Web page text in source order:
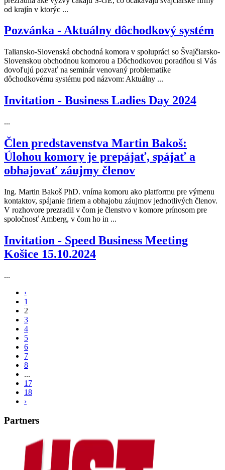
od krajín v ktorýc ...
Pozvánka - Aktuálny dôchodkový systém
Taliansko-Slovenská obchodná komora v spolupráci so Švajčiarsko-
Slovenskou obchodnou komorou a Dôchodkovou poradňou si Vás
dovoľujú pozvať na seminár venovaný problematike
dôchodkovému systému pod názvom: Aktuálny ...
Invitation - Business Ladies Day 2024
...
Člen predstavenstva Martin Bakoš:
Úlohou komory je prepájať, spájať a
obhajovať záujmy členov
Ing. Martin Bakoš PhD. vníma komoru ako platformu pre výmenu
kontaktov, spájanie firiem a obhajobu záujmov jednotlivých členov.
V rozhovore prezradil v čom je členstvo v komore prínosom pre
spoločnosť Amberg, v čom ho in ...
Invitation - Speed Business Meeting
Košice 15.10.2024
...
‹
1
2
3
4
5
6
7
8
...
17
18
›
Partners